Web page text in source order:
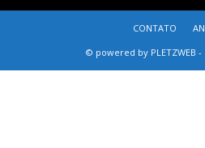
CONTATO
© powered by PLETZWEB -